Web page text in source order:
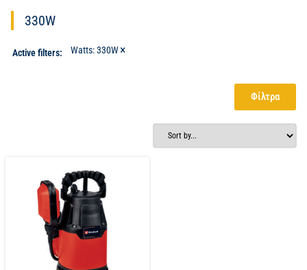
330W
Active filters: Watts:330W×
Φίλτρα